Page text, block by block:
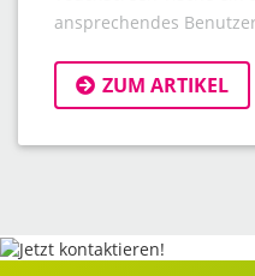
ansprechendes
ZUM ARTIKEL